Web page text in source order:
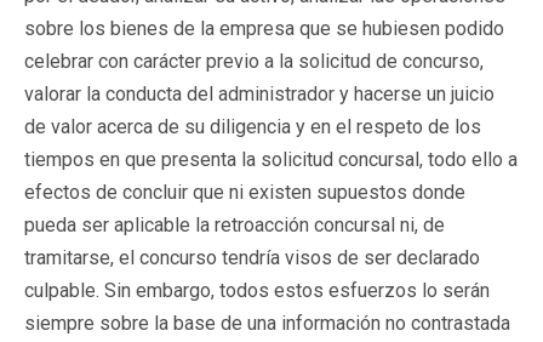
sobre los bienes de la empresa que se hubiesen podido
celebrar con carácter previo a la solicitud de concurso,
valorar la conducta del administrador y hacerse un juicio
de valor acerca de su diligencia y en el respeto de los
tiempos en que presenta la solicitud concursal, todo ello a
efectos de concluir que ni existen supuestos donde
pueda ser aplicable la retroacción concursal ni, de
tramitarse, el concurso tendría visos de ser declarado
culpable. Sin embargo, todos estos esfuerzos lo serán
siempre sobre la base de una información no contrastada